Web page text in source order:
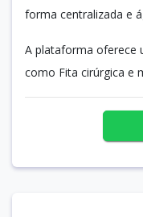
forma centralizada e
A plataforma oferece
como Fita cirúrgica e